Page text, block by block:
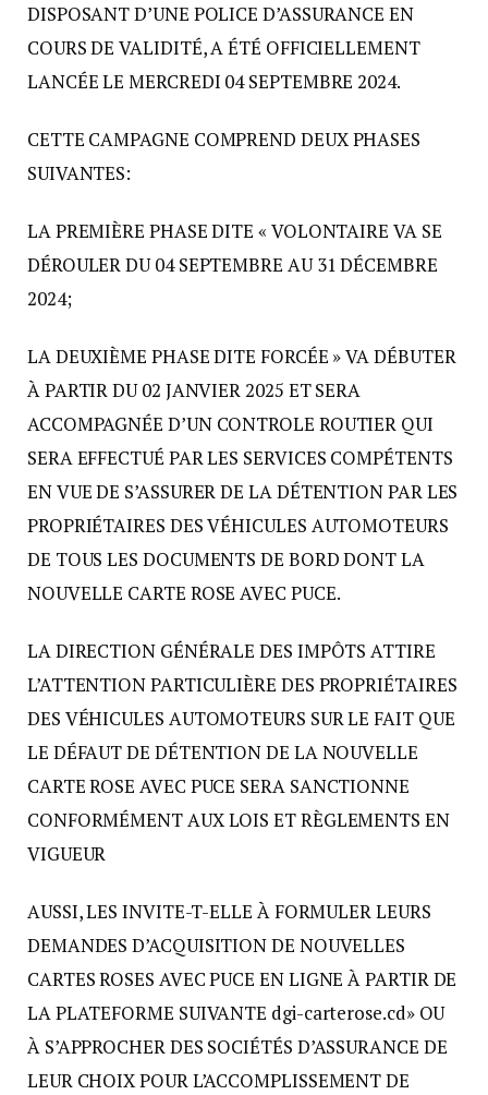
DISPOSANT D’UNE POLICE D’ASSURANCE EN
COURS DE VALIDITÉ, A ÉTÉ OFFICIELLEMENT
LANCÉE LE MERCREDI 04 SEPTEMBRE 2024.
CETTE CAMPAGNE COMPREND DEUX PHASES
SUIVANTES:
LA PREMIÈRE PHASE DITE « VOLONTAIRE VA SE
DÉROULER DU 04 SEPTEMBRE AU 31 DÉCEMBRE
2024;
LA DEUXIÈME PHASE DITE FORCÉE » VA DÉBUTER
À PARTIR DU 02 JANVIER 2025 ET SERA
ACCOMPAGNÉE D’UN CONTROLE ROUTIER QUI
SERA EFFECTUÉ PAR LES SERVICES COMPÉTENTS
EN VUE DE S’ASSURER DE LA DÉTENTION PAR LES
PROPRIÉTAIRES DES VÉHICULES AUTOMOTEURS
DE TOUS LES DOCUMENTS DE BORD DONT LA
NOUVELLE CARTE ROSE AVEC PUCE.
LA DIRECTION GÉNÉRALE DES IMPÔTS ATTIRE
L’ATTENTION PARTICULIÈRE DES PROPRIÉTAIRES
DES VÉHICULES AUTOMOTEURS SUR LE FAIT QUE
LE DÉFAUT DE DÉTENTION DE LA NOUVELLE
CARTE ROSE AVEC PUCE SERA SANCTIONNE
CONFORMÉMENT AUX LOIS ET RÈGLEMENTS EN
VIGUEUR
AUSSI, LES INVITE-T-ELLE À FORMULER LEURS
DEMANDES D’ACQUISITION DE NOUVELLES
CARTES ROSES AVEC PUCE EN LIGNE À PARTIR DE
LA PLATEFORME SUIVANTE dgi-carterose.cd» OU
À S’APPROCHER DES SOCIÉTÉS D’ASSURANCE DE
LEUR CHOIX POUR L’ACCOMPLISSEMENT DE